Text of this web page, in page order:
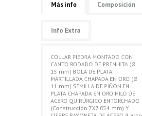
Más info Composición
Info Extra
COLLAR PIEDRA MONTADO CON
CANTO RODADO DE PRENHITA (Ø
15 mm) BOLA DE PLATA
MARTILLADA CHAPADA EN ORO (Ø
11 mm) SEMILLA DE PIÑON EN
PLATA CHAPADA EN ORO HILO DE
ACERO QUIRÚRGICO ENTORCHADO
(Construcción 7X7 054 mm) Y